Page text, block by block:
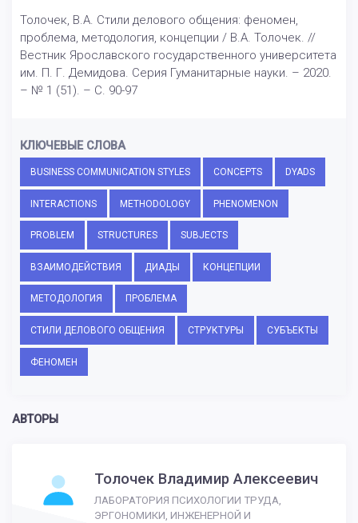
Толочек, В.А. Стили делового общения: феномен,
проблема, методология, концепции / В.А. Толочек. //
Вестник Ярославского государственного университета
им. П. Г. Демидова. Серия Гуманитарные науки. – 2020.
– № 1 (51). – С. 90-97
КЛЮЧЕВЫЕ СЛОВА
BUSINESS COMMUNICATION STYLES CONCEPTS DYADS
INTERACTIONS METHODOLOGY PHENOMENON
PROBLEM STRUCTURES SUBJECTS
ВЗАИМОДЕЙСТВИЯ ДИАДЫ КОНЦЕПЦИИ
МЕТОДОЛОГИЯ ПРОБЛЕМА
СТИЛИ ДЕЛОВОГО ОБЩЕНИЯ СТРУКТУРЫ СУБЪЕКТЫ
ФЕНОМЕН
АВТОРЫ
Толочек Владимир Алексеевич
ЛАБОРАТОРИЯ ПСИХОЛОГИИ ТРУДА,
ЭРГОНОМИКИ, ИНЖЕНЕРНОЙ И